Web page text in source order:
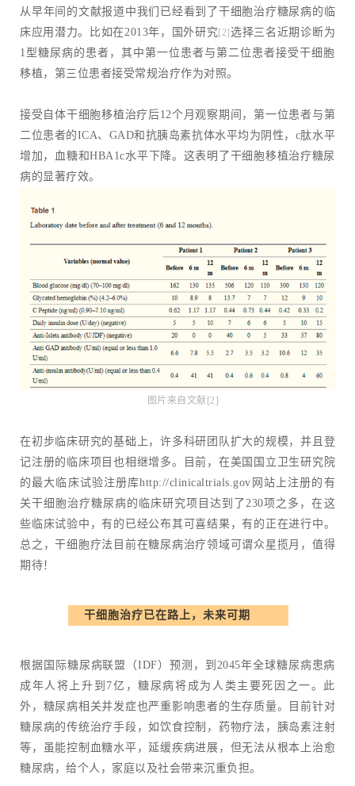
从早年间的文献报道中我们已经看到了干细胞治疗糖尿病的临
床应用潜力。比如在2013年，国外研究[2] 选择三名近期诊断为
1型糖尿病的患者，其中第一位患者与第二位患者接受干细胞
移植，第三位患者接受常规治疗作为对照。
接受自体干细胞移植治疗后12个月观察期间，第一位患者与第
二位患者的ICA、GAD和抗胰岛素抗体水平均为阴性，c肽水平
增加，血糖和HBA1c水平下降。这表明了干细胞移植治疗糖尿
病的显著疗效。
图片来自文献[2]
在初步临床研究的基础上，许多科研团队扩大的规模，并且登
记注册的临床项目也相继增多。目前，在美国国立卫生研究院
的最大临床试验注册库http://clinicaltrials.gov网站上注册的有
关干细胞治疗糖尿病的临床研究项目达到了230项之多，在这
些临床试验中，有的已经公布其可喜结果，有的正在进行中。
总之，干细胞疗法目前在糖尿病治疗领域可谓众星揽月，值得
期待！
干细胞治疗已在路上，未来可期
根据国际糖尿病联盟（IDF）预测，到2045年全球糖尿病患病
成年人将上升到7亿，糖尿病将成为人类主要死因之一。此
外，糖尿病相关并发症也严重影响患者的生存质量。目前针对
糖尿病的传统治疗手段，如饮食控制，药物疗法，胰岛素注射
等，虽能控制血糖水平，延缓疾病进展，但无法从根本上治愈
糖尿病，给个人，家庭以及社会带来沉重负担。